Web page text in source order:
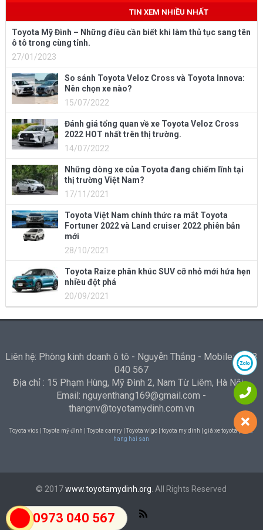
0973 040 567
TIN XEM NHIỀU NHẤT
Toyota Mỹ Đình – Những điều cần biết khi làm thủ tục sang tên
ô tô trong cùng tỉnh.
27/01/2023
So sánh Toyota Veloz Cross và Toyota Innova:
Nên chọn xe nào?
15/07/2022
Đánh giá tổng quan về xe Toyota Veloz Cross
2022 HOT nhất trên thị trường.
14/07/2022
Những dòng xe của Toyota đang chiếm lĩnh tại
thị trường Việt Nam?
17/11/2021
Toyota Việt Nam chính thức ra mắt Toyota
Fortuner 2022 và Land cruiser 2022 phiên bản
mới
28/10/2021
Toyota Raize phân khúc SUV cỡ nhỏ mới hứa hẹn
nhiều đột phá
20/09/2021
Liên hệ: Phòng kinh doanh ô tô - Nguyễn Thắng - Mobile: 0973
040 567
Địa chỉ : 15 Phạm Hùng, Mỹ Đình 2, Nam Từ Liêm, Hà Nội -
Email: nguyenthang169@gmail.com -
thangnv@toyotamydinh.com.vn
Toyota vios | Toyota mỹ đình | Toyota camry | Toyota wigo | toyota my dinh | giá xe toyota |
Nha
hang hai san
© 2017www.toyotamydinh.org . All Rights Reserved